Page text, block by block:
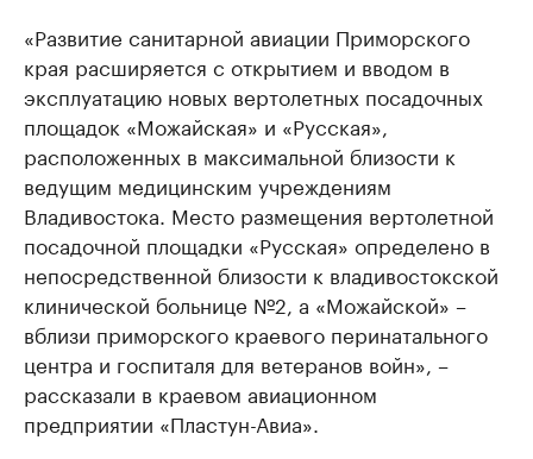
«Развитие санитарной авиации Приморского
края расширяется с открытием и вводом в
эксплуатацию новых вертолетных посадочных
площадок «Можайская» и «Русская»,
расположенных в максимальной близости к
ведущим медицинским учреждениям
Владивостока. Место размещения вертолетной
посадочной площадки «Русская» определено в
непосредственной близости к владивостокской
клинической больнице №2, а «Можайской» –
вблизи приморского краевого перинатального
центра и госпиталя для ветеранов войн», –
рассказали в краевом авиационном
предприятии «Пластун-Авиа».